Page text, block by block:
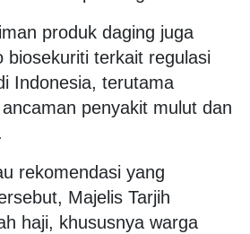
produk daging juga
biosekuriti terkait regulasi
Indonesia, terutama
penyakit mulut dan
rekomendasi yang
Majelis Tarjih
haji, khususnya warga